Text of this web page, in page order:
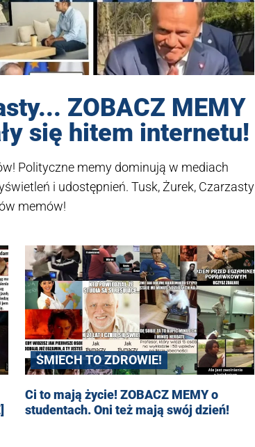
ZOBACZ MEMY
się hitem internetu!
Polityczne memy dominują w mediach
i udostępnień. Tusk, Żurek, Czarzasty
memów!
ŚMIECH TO ZDROWIE!
Ci to mają życie! ZOBACZ MEMY o
studentach. Oni też mają swój dzień!